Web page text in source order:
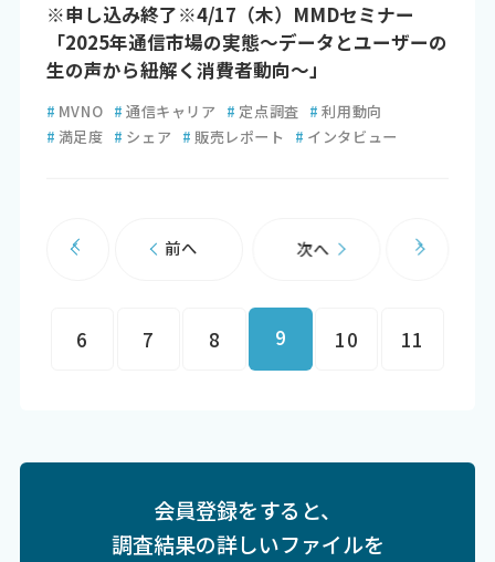
※申し込み終了※4/17（木）MMDセミナー
「2025年通信市場の実態～データとユーザーの
生の声から紐解く消費者動向～」
# MVNO # 通信キャリア # 定点調査 # 利用動向
# 満足度 # シェア # 販売レポート # インタビュー
前へ
6 7 8 9 10 11
次へ
会員登録をすると、
調査結果の詳しいファイルを